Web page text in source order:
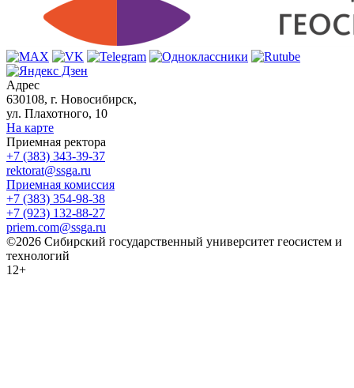
Адрес
630108, г. Новосибирск,
ул. Плахотного, 10
На карте
Приемная ректора
+7 (383) 343-39-37
rektorat@ssga.ru
Приемная комиссия
+7 (383) 354-98-38
+7 (923) 132-88-27
priem.com@ssga.ru
©2026 Сибирский государственный университет геосистем и
технологий
12+